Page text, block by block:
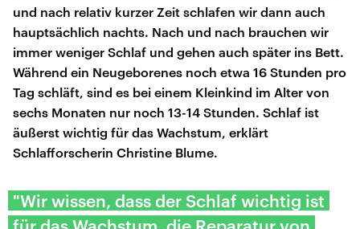
und nach relativ kurzer Zeit schlafen wir dann auch
hauptsächlich nachts. Nach und nach brauchen wir
immer weniger Schlaf und gehen auch später ins Bett.
Während ein Neugeborenes noch etwa 16 Stunden pro
Tag schläft, sind es bei einem Kleinkind im Alter von
sechs Monaten nur noch 13-14 Stunden. Schlaf ist
äußerst wichtig für das Wachstum, erklärt
Schlafforscherin Christine Blume.
"Wir wissen, dass der Schlaf wichtig ist